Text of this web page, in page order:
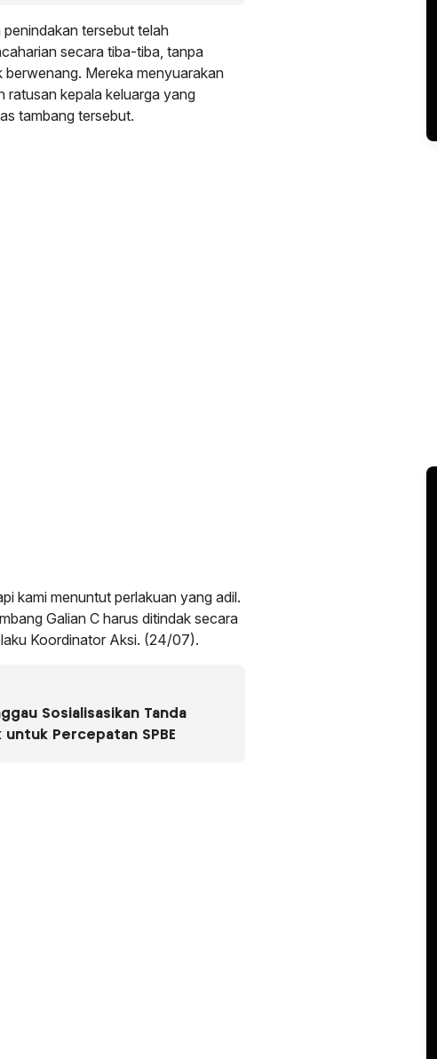
tersebut telah
secara tiba-tiba, tanpa
Mereka menyuarakan
ratusan kepala keluarga yang
tambang tersebut.
kami menuntut perlakuan yang adil.
Galian C harus ditindak secara
Koordinator Aksi. (24/07).
Sosialisasikan Tanda
untuk Percepatan SPBE